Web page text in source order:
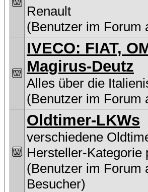
Renault
(Benutzer im Forum
IVECO: FIAT,
Magirus-Deutz
Alles über die
(Benutzer im Forum
Oldtimer-LKWs
verschiedene
Hersteller-Kategorie
(Benutzer im Forum
Besucher)